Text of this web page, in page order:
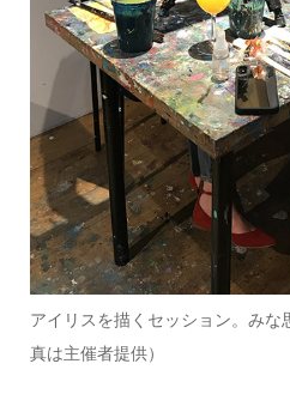
アイリスを描くセッション。みな
真は主催者提供）